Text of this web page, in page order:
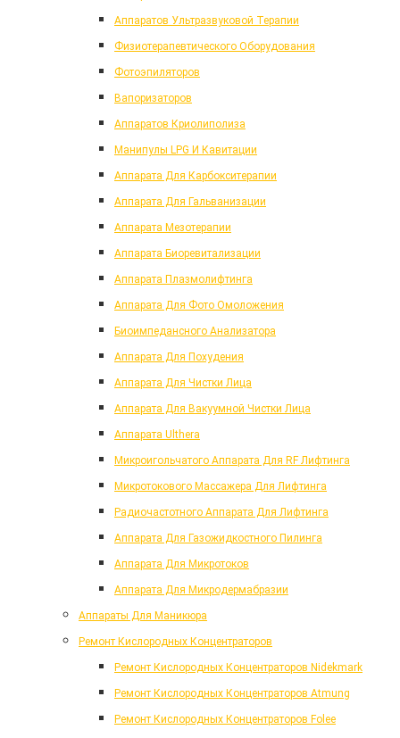
Аппаратов Ультразвуковой Терапии
Физиотерапевтического Оборудования
Фотоэпиляторов
Вапоризаторов
Аппаратов Криолиполиза
Манипулы LPG И Кавитации
Аппарата Для Карбокситерапии
Аппарата Для Гальванизации
Аппарата Мезотерапии
Аппарата Биоревитализации
Аппарата Плазмолифтинга
Аппарата Для Фото Омоложения
Биоимпедансного Анализатора
Аппарата Для Похудения
Аппарата Для Чистки Лица
Аппарата Для Вакуумной Чистки Лица
Аппарата Ulthera
Микроигольчатого Аппарата Для RF Лифтинга
Микротокового Массажера Для Лифтинга
Радиочастотного Аппарата Для Лифтинга
Аппарата Для Газожидкостного Пилинга
Аппарата Для Микротоков
Аппарата Для Микродермабразии
Аппараты Для Маникюра
Ремонт Кислородных Концентраторов
Ремонт Кислородных Концентраторов Nidekmark
Ремонт Кислородных Концентраторов Atmung
Ремонт Кислородных Концентраторов Folee